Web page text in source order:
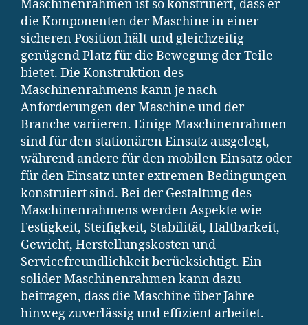
Maschinenrahmen ist so konstruiert, dass er
die Komponenten der Maschine in einer
sicheren Position hält und gleichzeitig
genügend Platz für die Bewegung der Teile
bietet. Die Konstruktion des
Maschinenrahmens kann je nach
Anforderungen der Maschine und der
Branche variieren. Einige Maschinenrahmen
sind für den stationären Einsatz ausgelegt,
während andere für den mobilen Einsatz oder
für den Einsatz unter extremen Bedingungen
konstruiert sind. Bei der Gestaltung des
Maschinenrahmens werden Aspekte wie
Festigkeit, Steifigkeit, Stabilität, Haltbarkeit,
Gewicht, Herstellungskosten und
Servicefreundlichkeit berücksichtigt. Ein
solider Maschinenrahmen kann dazu
beitragen, dass die Maschine über Jahre
hinweg zuverlässig und effizient arbeitet.